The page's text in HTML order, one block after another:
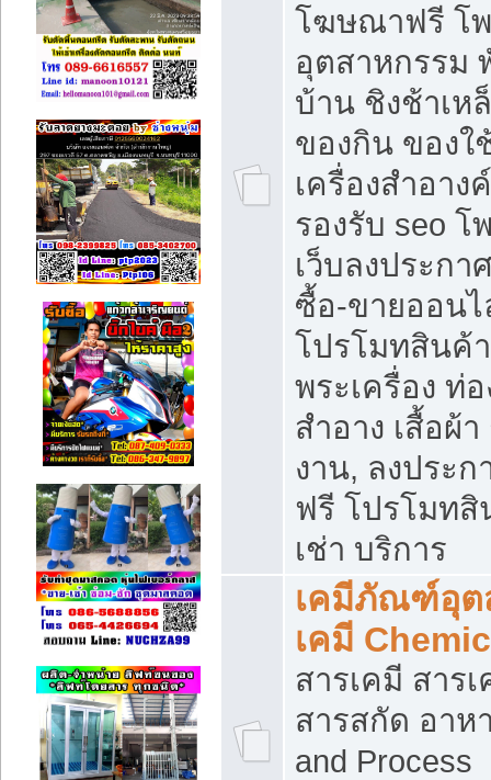
โฆษณาฟรี โ
อุตสาหกรรม
บ้าน ชิงช้าเห
ของกิน ของใ
เครื่องสำอา
รองรับ seo โ
เว็บลงประก
ซื้อ-ขายออน
โปรโมทสินค้
พระเครื่อง ท่อ
สำอาง เสื้อผ้
งาน, ลงประ
ฟรี โปรโมท
เช่า บริการ
เคมีภัณฑ์อุต
เคมี
สารเคมี สาร
สารสกัด อาห
and Process